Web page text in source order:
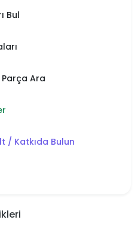
Bul
Parça Ara
/ Katkıda Bulun